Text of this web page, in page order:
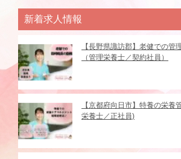
新着求人情報
【長野県諏訪郡】老健での管
（管理栄養士／契約社員）
【京都府向日市】特養の栄養
栄養士／正社員)